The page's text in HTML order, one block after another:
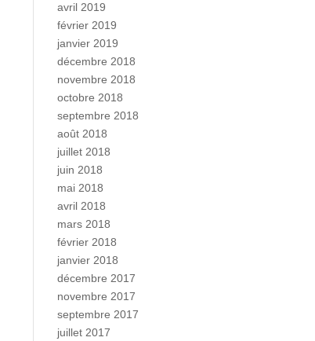
avril 2019
février 2019
janvier 2019
décembre 2018
novembre 2018
octobre 2018
septembre 2018
août 2018
juillet 2018
juin 2018
mai 2018
avril 2018
mars 2018
février 2018
janvier 2018
décembre 2017
novembre 2017
septembre 2017
juillet 2017